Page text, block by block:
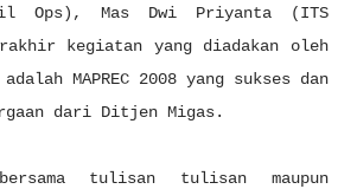
Ops), Mas Dwi Priyanta (ITS
kegiatan yang diadakan oleh
MAPREC 2008 yang sukses dan
dari Ditjen Migas.
tulisan tulisan maupun